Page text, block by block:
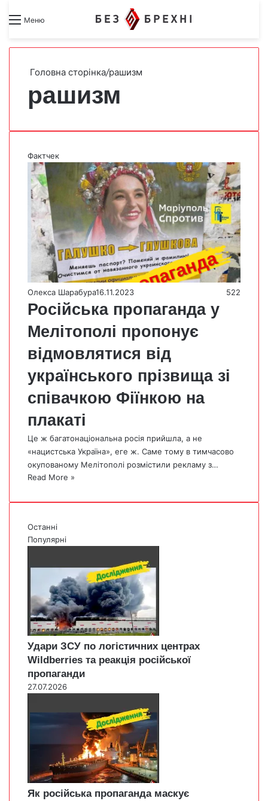
Меню Search forSwitch skin
Головна сторінка/рашизм
рашизм
Фактчек
Олекса Шарабура16.11.2023 522
Російська пропаганда у
Мелітополі пропонує
відмовлятися від
українського прізвища зі
співачкою Фіїнкою на
плакаті
Це ж багатонаціональна росія прийшла, а не
«нацистська Україна», еге ж. Саме тому в тимчасово
окупованому Мелітополі розмістили рекламу з…
Read More »
Останні
Популярні
Удари ЗСУ по логістичних центрах
Wildberries та реакція російської
пропаганди
27.07.2026
Як російська пропаганда маскує